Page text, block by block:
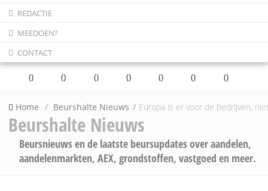
REDACTIE
MEEDOEN?
CONTACT
Home Beurshalte Nieuws Europa is er voor de bedrijven,
Beurshalte Nieuws
Beursnieuws en de laatste beursupdates over aandelen,
aandelenmarkten, AEX, grondstoffen, vastgoed en meer.